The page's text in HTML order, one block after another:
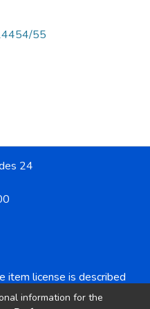
55
24
item license is described
information for the